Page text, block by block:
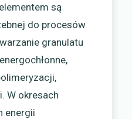
są
do procesów
granulatu
W okresach
energii